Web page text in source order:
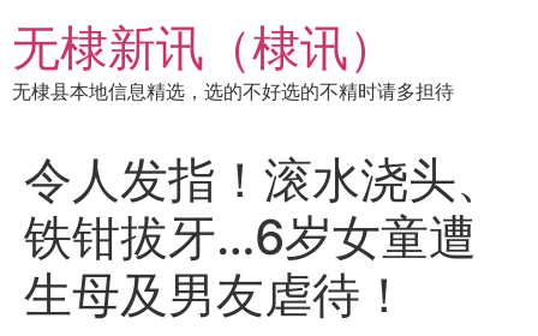
到
内
容
无棣新讯（棣讯）
无棣县本地信息精选，选的不好选的不精时请多担待
令人发指！滚水浇头、
铁钳拔牙…6岁女童遭
生母及男友虐待！